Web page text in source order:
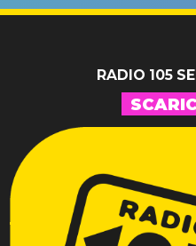
RADIO 105